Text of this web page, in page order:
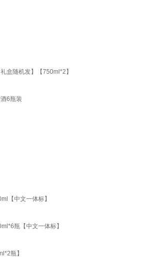
盒随机发】【750ml*2】
6瓶装
【中文一体标】
瓶【中文一体标】
瓶】